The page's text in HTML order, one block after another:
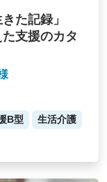
た記録」
支援のカタ
B型
生活介護